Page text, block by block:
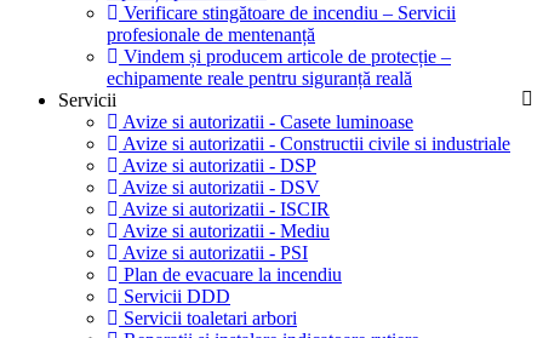
Verificare stingătoare de incendiu – Servicii
profesionale de mentenanță
Vindem și producem articole de protecție –
echipamente reale pentru siguranță reală
Servicii
Avize si autorizatii - Casete luminoase
Avize si autorizatii - Constructii civile si industriale
Avize si autorizatii - DSP
Avize si autorizatii - DSV
Avize si autorizatii - ISCIR
Avize si autorizatii - Mediu
Avize si autorizatii - PSI
Plan de evacuare la incendiu
Servicii DDD
Servicii toaletari arbori